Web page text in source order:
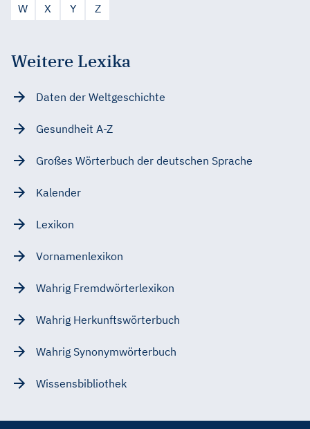
W
X Y Z
Weitere Lexika
Daten der Weltgeschichte
Gesundheit A-Z
Großes Wörterbuch der deutschen Sprache
Kalender
Lexikon
Vornamenlexikon
Wahrig Fremdwörterlexikon
Wahrig Herkunftswörterbuch
Wahrig Synonymwörterbuch
Wissensbibliothek